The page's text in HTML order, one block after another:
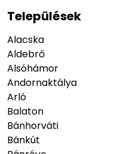
Települések
Alacska
Aldebrő
Alsóhámor
Andornaktálya
Arló
Balaton
Bánhorváti
Bánkút